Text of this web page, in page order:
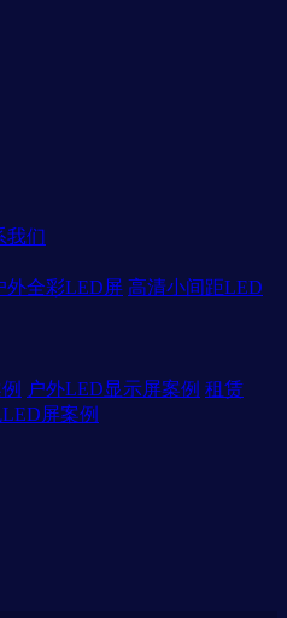
我们
外全彩LED屏 高清小间距LED
户外LED显示屏案例 租赁
屏案例